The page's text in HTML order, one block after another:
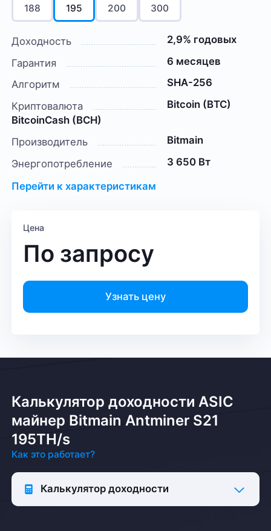
188 195 200 300
Доходность
2,9% годовых
Гарантия
6 месяцев
Алгоритм
SHA-256
Криптовалюта
Bitcoin (BTC)
BitcoinCash (BCH)
Производитель
Bitmain
Энергопотребление
3 650 Вт
Перейти к характеристикам
Цена
По запросу
Узнать цену
Калькулятор доходности ASIC
майнер Bitmain Antminer S21
195TH/s
Как это работает?
Калькулятор доходности